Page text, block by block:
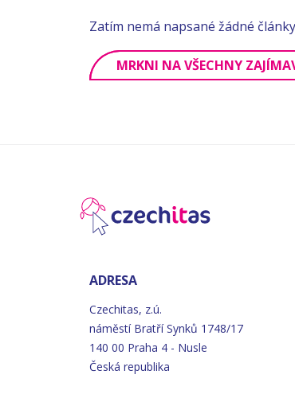
Zatím nemá napsané žádné články
MRKNI NA VŠECHNY
ADRESA
Czechitas, z.ú.
náměstí Bratří Synků 1748/17
140 00 Praha 4 - Nusle
Česká republika